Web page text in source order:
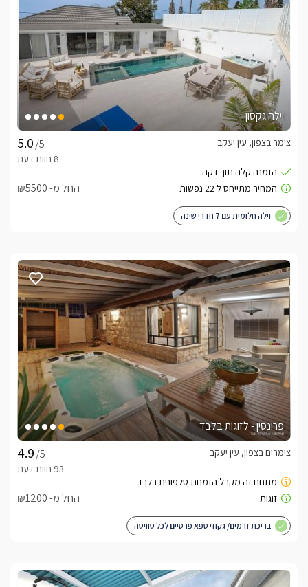
וילה גקסון
/5
צימר בצפון, עין יעקב
החל מ- ₪5500
וילה חלומית עם 7 חדרי שינה
פרונסין - לזוגות בלבד
/5
צימרים בצפון, עין יעקב
החל מ- ₪1200
בריכת זרמים/ גקוזי ספא פרטיים לכל סוויטה